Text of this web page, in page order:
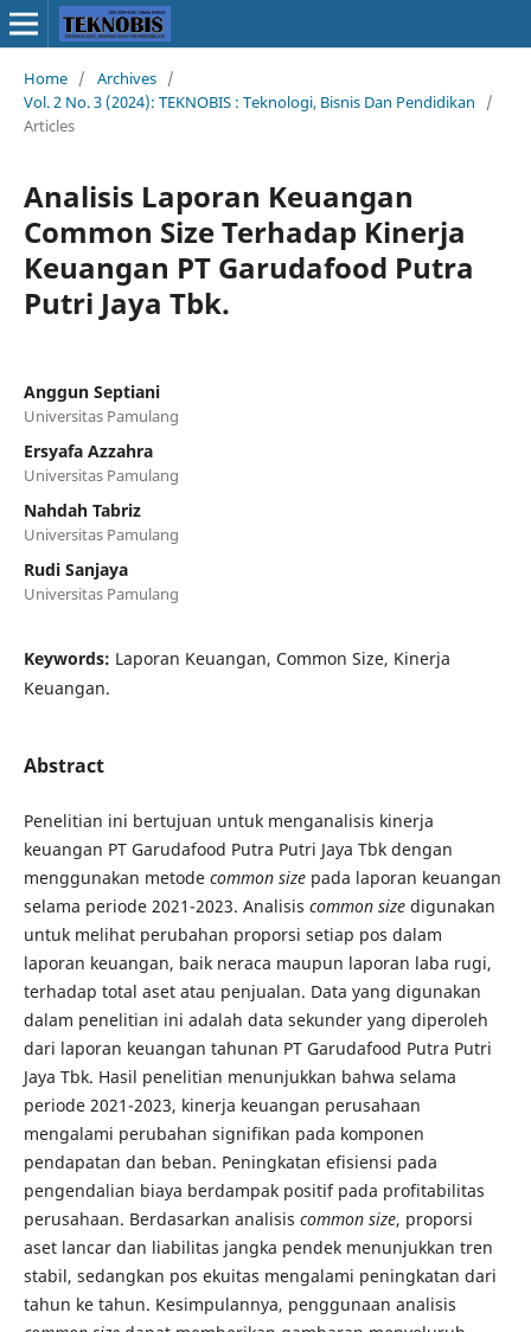
Home / Archives /
Vol. 2 No. 3 (2024): TEKNOBIS : Teknologi, Bisnis Dan Pendidikan
/
Articles
Analisis Laporan Keuangan
Common Size Terhadap Kinerja
Keuangan PT Garudafood Putra
Putri Jaya Tbk.
Anggun Septiani
Universitas Pamulang
Ersyafa Azzahra
Universitas Pamulang
Nahdah Tabriz
Universitas Pamulang
Rudi Sanjaya
Universitas Pamulang
Keywords: Laporan Keuangan, Common Size, Kinerja
Keuangan.
Abstract
Penelitian ini bertujuan untuk menganalisis kinerja
keuangan PT Garudafood Putra Putri Jaya Tbk dengan
menggunakan metode common sizepada laporan keuangan
selama periode 2021-2023. Analisis common size digunakan
untuk melihat perubahan proporsi setiap pos dalam
laporan keuangan, baik neraca maupun laporan laba rugi,
terhadap total aset atau penjualan. Data yang digunakan
dalam penelitian ini adalah data sekunder yang diperoleh
dari laporan keuangan tahunan PT Garudafood Putra Putri
Jaya Tbk. Hasil penelitian menunjukkan bahwa selama
periode 2021-2023, kinerja keuangan perusahaan
mengalami perubahan signifikan pada komponen
pendapatan dan beban. Peningkatan efisiensi pada
pengendalian biaya berdampak positif pada profitabilitas
perusahaan. Berdasarkan analisis common size, proporsi
aset lancar dan liabilitas jangka pendek menunjukkan tren
stabil, sedangkan pos ekuitas mengalami peningkatan dari
tahun ke tahun. Kesimpulannya, penggunaan analisis